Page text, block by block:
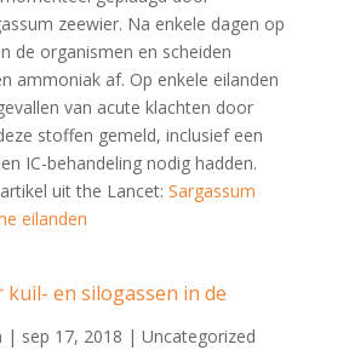
zeewier. Na enkele dagen op
de organismen en scheiden
ammoniak af. Op enkele eilanden
van acute klachten door
stoffen gemeld, inclusief een
IC-behandeling nodig hadden.
uit the Lancet: Sargassum
eilanden
en silogassen in de
| sep 17, 2018 | Uncategorized